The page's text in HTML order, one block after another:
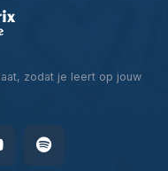
zodat je leert op jouw